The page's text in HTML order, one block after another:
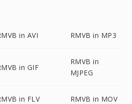
in AVI RMVB in MP3
in GIF
RMVB in
MJPEG
in FLV RMVB in MOV